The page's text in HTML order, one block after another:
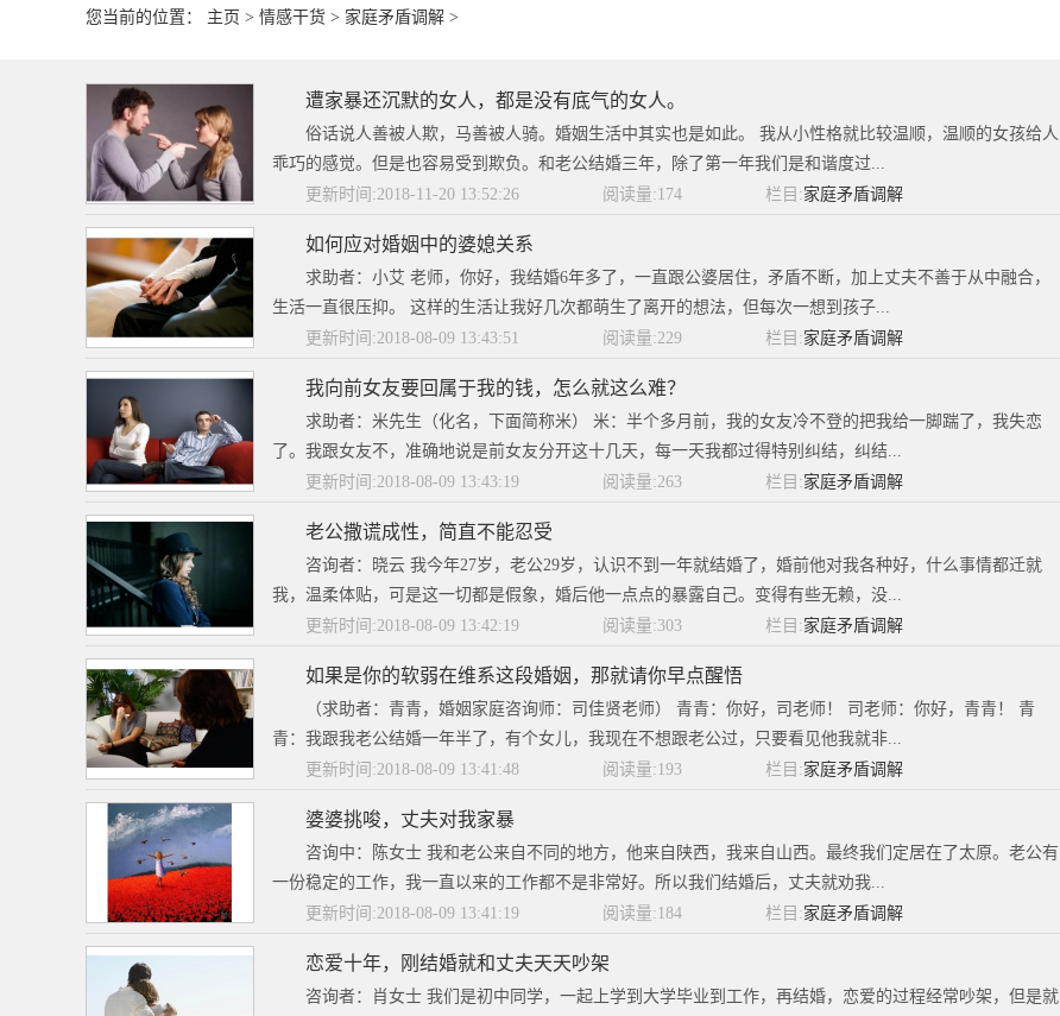
您当前的位置： 主页 > 情感干货 > 家庭矛盾调解 >
遭家暴还沉默的女人，都是没有底气的女人。
俗话说人善被人欺，马善被人骑。婚姻生活中其实也是如此。 我从小性格就比较温顺，温顺的女孩给人
乖巧的感觉。但是也容易受到欺负。和老公结婚三年，除了第一年我们是和谐度过...
更新时间:2018-11-20 13:52:26
阅读量:174 栏目:家庭矛盾调解
如何应对婚姻中的婆媳关系
求助者：小艾 老师，你好，我结婚6年多了，一直跟公婆居住，矛盾不断，加上丈夫不善于从中融合，
生活一直很压抑。 这样的生活让我好几次都萌生了离开的想法，但每次一想到孩子...
更新时间:2018-08-09 13:43:51
阅读量:229 栏目:家庭矛盾调解
我向前女友要回属于我的钱，怎么就这么难？
求助者：米先生（化名，下面简称米） 米：半个多月前，我的女友冷不登的把我给一脚踹了，我失恋
了。我跟女友不，准确地说是前女友分开这十几天，每一天我都过得特别纠结，纠结...
更新时间:2018-08-09 13:43:19
阅读量:263 栏目:家庭矛盾调解
老公撒谎成性，简直不能忍受
咨询者：晓云 我今年27岁，老公29岁，认识不到一年就结婚了，婚前他对我各种好，什么事情都迁就
我，温柔体贴，可是这一切都是假象，婚后他一点点的暴露自己。变得有些无赖，没...
更新时间:2018-08-09 13:42:19
阅读量:303 栏目:家庭矛盾调解
如果是你的软弱在维系这段婚姻，那就请你早点醒悟
（求助者：青青，婚姻家庭咨询师：司佳贤老师） 青青：你好，司老师！ 司老师：你好，青青！ 青
青：我跟我老公结婚一年半了，有个女儿，我现在不想跟老公过，只要看见他我就非...
更新时间:2018-08-09 13:41:48
阅读量:193 栏目:家庭矛盾调解
婆婆挑唆，丈夫对我家暴
咨询中：陈女士 我和老公来自不同的地方，他来自陕西，我来自山西。最终我们定居在了太原。老公有
一份稳定的工作，我一直以来的工作都不是非常好。所以我们结婚后，丈夫就劝我...
更新时间:2018-08-09 13:41:19
阅读量:184 栏目:家庭矛盾调解
恋爱十年，刚结婚就和丈夫天天吵架
咨询者：肖女士 我们是初中同学，一起上学到大学毕业到工作，再结婚，恋爱的过程经常吵架，但是就